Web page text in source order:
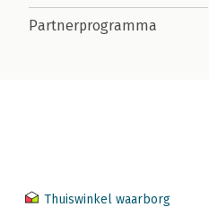
Partnerprogramma
Thuiswinkel waarborg